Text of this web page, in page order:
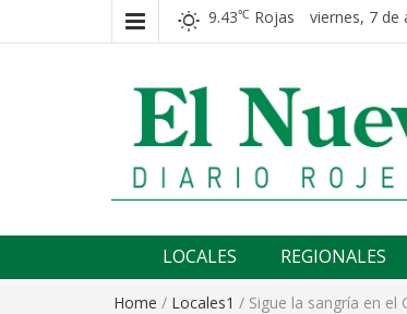
9.43℃ Rojas viernes, 7
El nuevo
LOCALES REGIONALES
Home / Locales1 / Sigue la sangría en el